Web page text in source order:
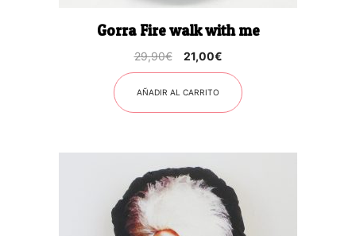
Gorra Fire walk with me
29,90€
El
precio
original
21,00€El
precio
actual
es:
AÑADIR AL CARRITO